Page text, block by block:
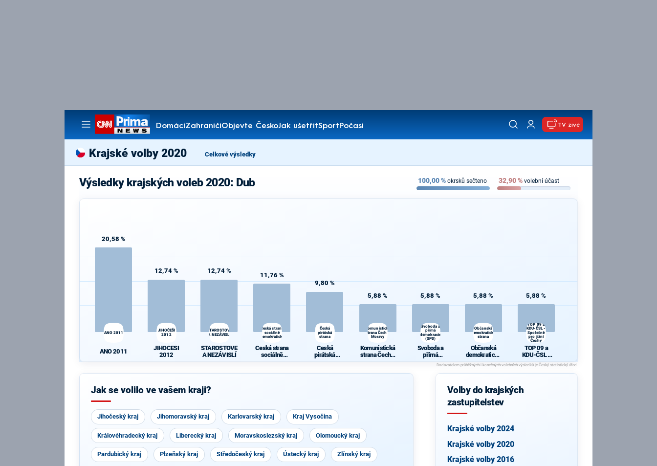
DomácíZahraničíObjevte ČeskoJak ušetřitSportPočasí
Pořady
TV živě
Krajské volby 2020 Celkové výsledky
Výsledky krajských voleb 2020: Dub 100,00% okrsků sečteno 32,90% volební účast
20,58 %
ANO 2011
ANO 2011
12,74 %
JIHOČEŠI
2012
JIHOČEŠI
2012
12,74 %
STAROSTOVÉ
A NEZÁVISLÍ
STAROSTOVÉ
A NEZÁVISLÍ
11,76 %
Česká strana
sociálně
demokratická
Česká strana
sociálně
9,80 %
Česká
pirátská
strana
Česká
pirátská
5,88 %
Komunistická
strana Čech a
Moravy
Komunistická
strana Čech a
Moravy
5,88 %
Svoboda a
přímá
demokracie
(SPD)
Svoboda a
přímá
demokracie
(SPD)
5,88 %
Občanská
demokratická
strana
Občanská
demokratická
strana
5,88 %
TOP 09 a
KDU-ČSL -
Společně
pro jižní
Čechy
TOP 09 a
KDU-ČSL -
Společně pro
jižní Čechy
Jak se volilo ve vašem kraji?
Jihočeský kraj Jihomoravský kraj Karlovarský kraj Kraj Vysočina
Královéhradecký kraj Liberecký kraj Moravskoslezský kraj Olomoucký kraj
Pardubický kraj Plzeňský kraj Středočeský kraj Ústecký kraj Zlínský kraj
Volby do krajských
zastupitelstev
Krajské volby 2024
Krajské volby 2020
Krajské volby 2016